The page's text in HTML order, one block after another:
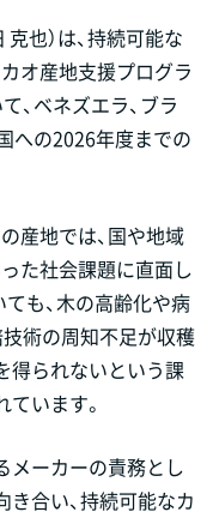
也）は、持続可能な
オ産地支援プログラ
、ベネズエラ、ブラ
への2026年度までの
産地では、国や地域
た社会課題に直面し
も、木の高齢化や病
技術の周知不足が収穫
得られないという課
います。
メーカーの責務とし
合い、持続可能なカ